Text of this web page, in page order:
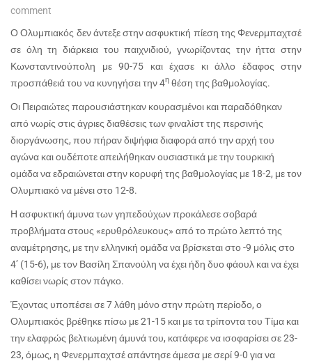
comment
Ο Ολυμπιακός δεν άντεξε στην ασφυκτική πίεση της Φενερμπαχτσέ
σε όλη τη διάρκεια του παιχνιδιού, γνωρίζοντας την ήττα στην
Κωνσταντινούπολη με 90-75 και έχασε κι άλλο έδαφος στην
προσπάθειά του να κυνηγήσει την 4η θέση της βαθμολογίας.
Οι Πειραιώτες παρουσιάστηκαν κουρασμένοι και παραδόθηκαν
από νωρίς στις άγριες διαθέσεις των φιναλίστ της περσινής
διοργάνωσης, που πήραν διψήφια διαφορά από την αρχή του
αγώνα και ουδέποτε απειλήθηκαν ουσιαστικά με την τουρκική
ομάδα να εδραιώνεται στην κορυφή της βαθμολογίας με 18-2, με τον
Ολυμπιακό να μένει στο 12-8.
Η ασφυκτική άμυνα των γηπεδούχων προκάλεσε σοβαρά
προβλήματα στους «ερυθρόλευκους» από το πρώτο λεπτό της
αναμέτρησης, με την ελληνική ομάδα να βρίσκεται στο -9 μόλις στο
4’ (15-6), με τον Βασίλη Σπανούλη να έχει ήδη δυο φάουλ και να έχει
καθίσει νωρίς στον πάγκο.
Έχοντας υποπέσει σε 7 λάθη μόνο στην πρώτη περίοδο, ο
Ολυμπιακός βρέθηκε πίσω με 21-15 και με τα τρίποντα του Τίμα και
την ελαφρώς βελτιωμένη άμυνά του, κατάφερε να ισοφαρίσει σε 23-
23, όμως, η Φενερμπαχτσέ απάντησε άμεσα με σερί 9-0 για να